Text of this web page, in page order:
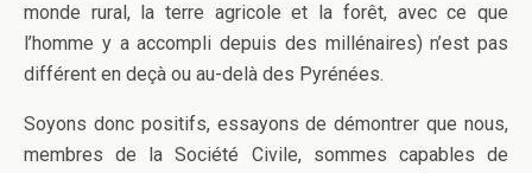
monde rural, la terre agricole et la forêt, avec ce que
l’homme y a accompli depuis des millénaires) n’est pas
différent en deçà ou au-delà des Pyrénées.
Soyons donc positifs, essayons de démontrer que nous,
membres de la Société Civile, sommes capables de